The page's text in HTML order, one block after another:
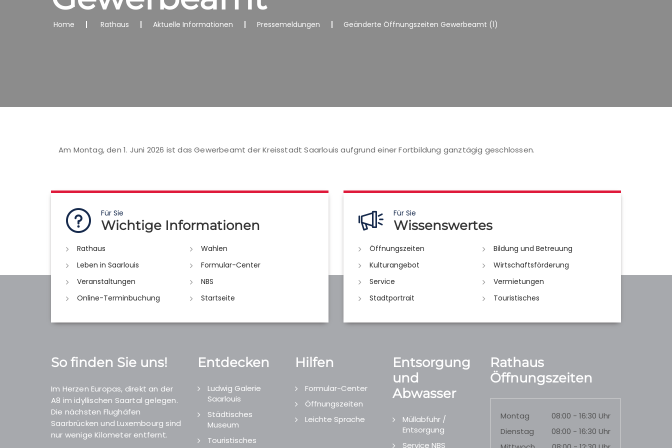
Home Rathaus Aktuelle Informationen Pressemeldungen Geänderte Öffnungszeiten Gewerbeamt (1)
Am Montag, den 1. Juni 2026 ist das Gewerbeamt der Kreisstadt Saarlouis aufgrund einer Fortbildung ganztägig geschlossen.
Für Sie
Wichtige Informationen
Rathaus
Wahlen
Leben in Saarlouis
Formular-Center
Veranstaltungen
NBS
Online-Terminbuchung
Startseite
Für Sie
Wissenswertes
Öffnungszeiten
Bildung und Betreuung
Kulturangebot
Wirtschaftsförderung
Service
Vermietungen
Stadtportrait
Touristisches
So finden Sie uns!
Im Herzen Europas, direkt an der
A8 im idyllischen Saartal gelegen.
Die nächsten Flughäfen
Saarbrücken und Luxembourg sind
nur wenige Kilometer entfernt.
Entdecken
Ludwig Galerie
Saarlouis
Städtisches
Museum
Touristisches
Hilfen
Formular-Center
Öffnungszeiten
Leichte Sprache
Entsorgung
und
Abwasser
Müllabfuhr /
Entsorgung
Service NBS
Rathaus
Öffnungszeiten
Montag
08:00 - 16:30 Uhr
Dienstag
08:00 - 16:30 Uhr